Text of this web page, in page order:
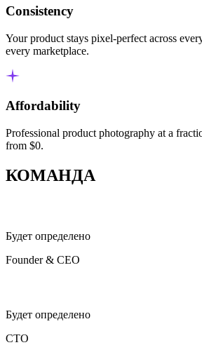
Consistency
Your product stays pixel-perfect across
every marketplace.
Affordability
Professional product photography at a
from $0.
КОМАНДА
Будет определено
Founder & CEO
Будет определено
CTO